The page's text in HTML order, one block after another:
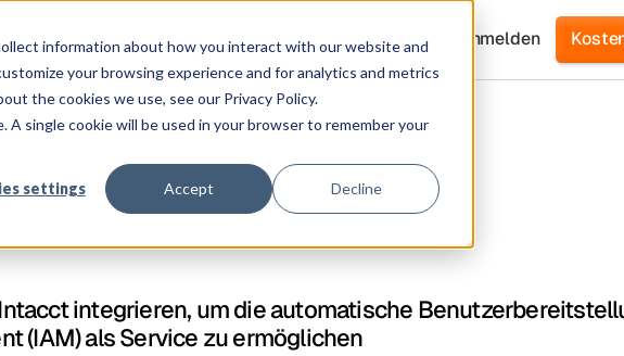
information about how you interact with our website and
your browsing experience and for analytics and metrics
the cookies we use, see our Privacy Policy.
single cookie will be used in your browser to remember your
settings Accept Decline
Plattform Kunden Preise Ressourcen Unternehmen Anmelden
integrieren, um die automatische
(IAM) als Service zu ermöglichen